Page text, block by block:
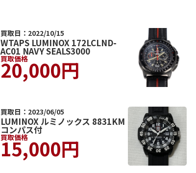
買取日：2022/10/15
WTAPS LUMINOX 172LCLND-
AC01 NAVY SEALS3000
買取価格
20,000円
買取日：2023/06/05
LUMINOX ルミノックス 8831KM
コンパス付
買取価格
15,000円